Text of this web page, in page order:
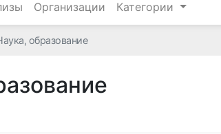
Организации Категории
образование